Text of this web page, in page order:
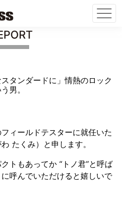
タンダードに」情熱のロック
男。
ィールドテスターに就任いた
たくみ）と申します。
トもあってか “トノ君”と呼ば
呼んでいただけると嬉しいで